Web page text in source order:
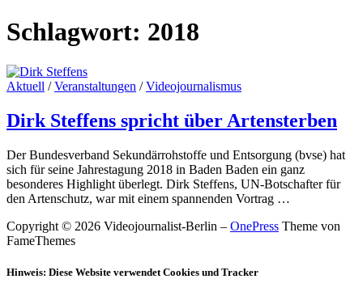
Schlagwort: 2018
Aktuell /Veranstaltungen /Videojournalismus
Dirk Steffens spricht über Artensterben
Der Bundesverband Sekundärrohstoffe und Entsorgung (bvse) hat
sich für seine Jahrestagung 2018 in Baden Baden ein ganz
besonderes Highlight überlegt. Dirk Steffens, UN-Botschafter für
den Artenschutz, war mit einem spannenden Vortrag …
Copyright © 2026 Videojournalist-Berlin – OnePress Theme von
FameThemes
Hinweis: Diese Website verwendet Cookies und Tracker